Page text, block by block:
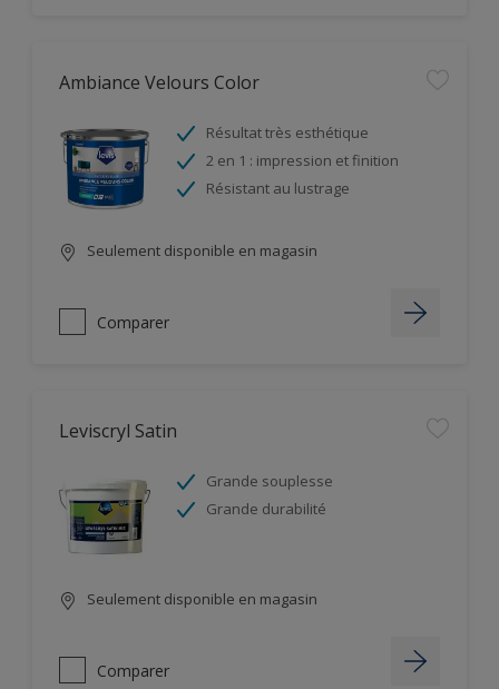
Ambiance Velours Color
Résultat très esthétique
2 en 1 : impression et finition
Résistant au lustrage
Seulement disponible en magasin
Comparer
Leviscryl Satin
Grande souplesse
Grande durabilité
Seulement disponible en magasin
Comparer